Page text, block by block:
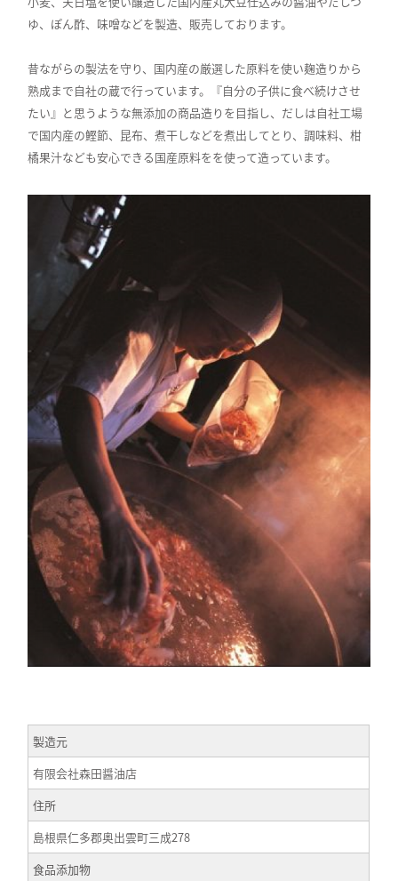
ゆ、ぽん酢、味噌などを製造、販売しております。
昔ながらの製法を守り、国内産の厳選した原料を使い麹造りから
熟成まで自社の蔵で行っています。『自分の子供に食べ続けさせ
たい』と思うような無添加の商品造りを目指し、だしは自社工場
で国内産の鰹節、昆布、煮干しなどを煮出してとり、調味料、柑
橘果汁なども安心できる国産原料をを使って造っています。
製造元
有限会社森田醤油店
住所
島根県仁多郡奥出雲町三成278
食品添加物